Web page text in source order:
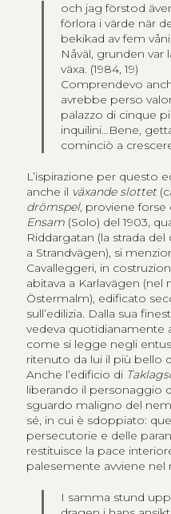
och jag förstod
förlora i värde när
bekikad av fem
Nåväl, grunden
växa. (1984, 19)
Comprendevo
avrebbe perso
palazzo di cinque
inquilini…Bene,
cominciò a
L’ispirazione per questo
anche il växande slottet
drömspel, proviene
Ensam(Solo) del 1903,
Riddargatan (la strada
a Strandvägen), si
Cavalleggeri, in
abitava a Karlavägen
Östermalm), edificato
sull’edilizia. Dalla sua
vedeva quotidianamente
come si legge negli
ritenuto da lui il più bello
Anche l’edificio di
liberando il personaggio
sguardo maligno del
sé, in cui è sdoppiato:
persecutorie e delle
restituisce la pace
palesemente avviene
I samma stund